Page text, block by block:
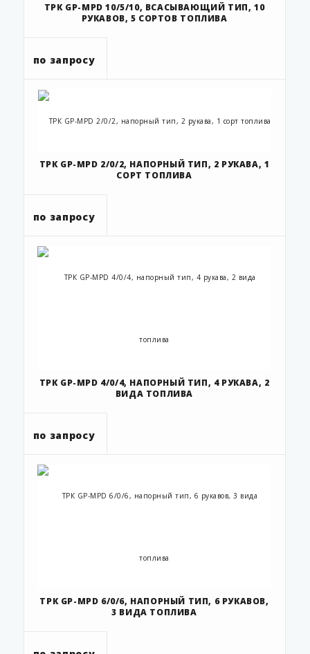
ТРК GP-MPD 10/5/10, ВСАСЫВАЮЩИЙ ТИП, 10
РУКАВОВ, 5 СОРТОВ ТОПЛИВА
по запросу
ТРК GP-MPD 2/0/2, НАПОРНЫЙ ТИП, 2 РУКАВА, 1
СОРТ ТОПЛИВА
по запросу
ТРК GP-MPD 4/0/4, НАПОРНЫЙ ТИП, 4 РУКАВА, 2
ВИДА ТОПЛИВА
по запросу
ТРК GP-MPD 6/0/6, НАПОРНЫЙ ТИП, 6 РУКАВОВ,
3 ВИДА ТОПЛИВА